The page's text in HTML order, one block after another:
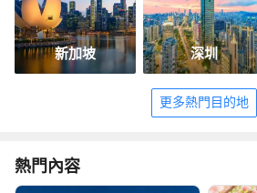
新加坡 深圳
更多熱門目的地
熱門內容